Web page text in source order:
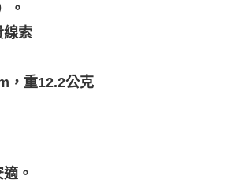
。
線索
，重12.2公克
。